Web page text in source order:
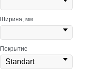
Ширина, мм
Покрытие